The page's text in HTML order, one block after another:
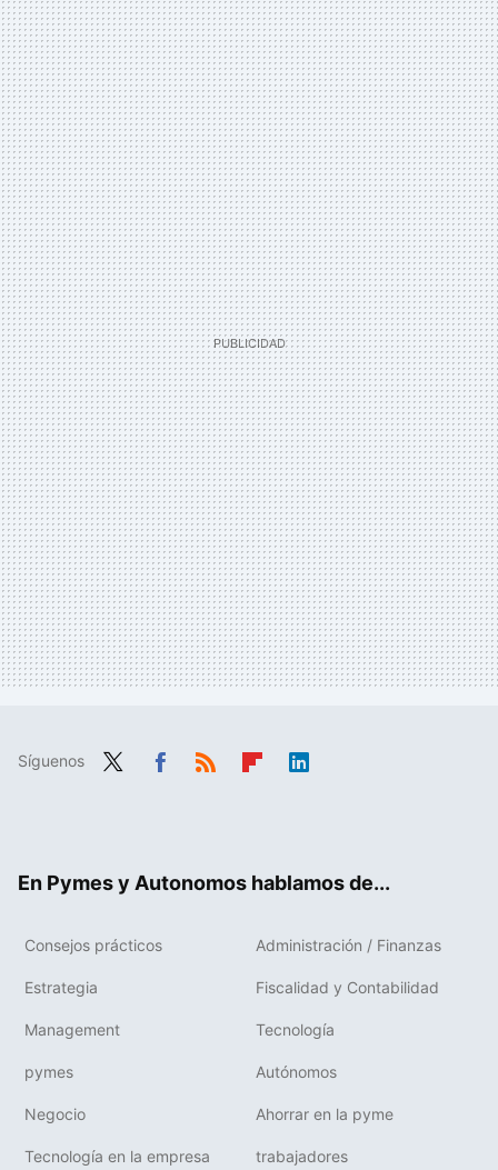
Síguenos
En Pymes y Autonomos hablamos de...
Consejos prácticos Administración / Finanzas
Estrategia Fiscalidad y Contabilidad
Management Tecnología
pymes Autónomos
Negocio Ahorrar en la pyme
Tecnología en la empresa trabajadores